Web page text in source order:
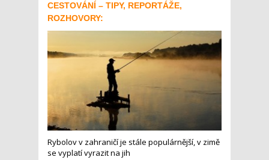
CESTOVÁNÍ – TIPY, REPORTÁŽE,
ROZHOVORY:
Rybolov v zahraničí je stále populárnější, v zimě
se vyplatí vyrazit na jih